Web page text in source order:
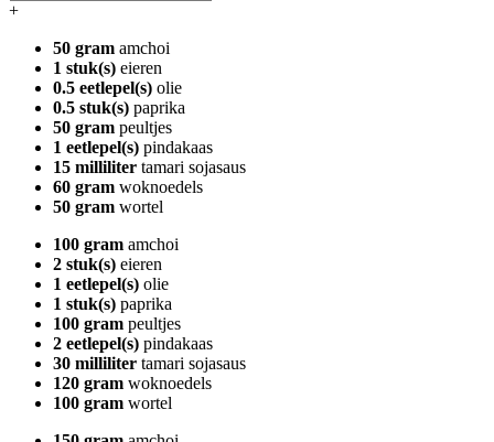
+
50 gram amchoi
1 stuk(s) eieren
0.5 eetlepel(s) olie
0.5 stuk(s) paprika
50 gram peultjes
1 eetlepel(s) pindakaas
15 milliliter tamari sojasaus
60 gram woknoedels
50 gram wortel
100 gram amchoi
2 stuk(s) eieren
1 eetlepel(s) olie
1 stuk(s) paprika
100 gram peultjes
2 eetlepel(s) pindakaas
30 milliliter tamari sojasaus
120 gram woknoedels
100 gram wortel